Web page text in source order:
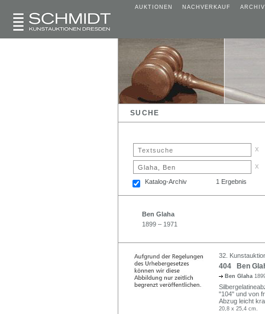
AUKTIONEN NACHVERKAUF ARCHIV
SUCHE
x
x
Katalog-Archiv 1 Ergebnis
Ben Glaha
1899 – 1971
32.
404 Ben
Ben Glaha
"104" und von
Abzug leicht
20,8 x 25,4 cm.